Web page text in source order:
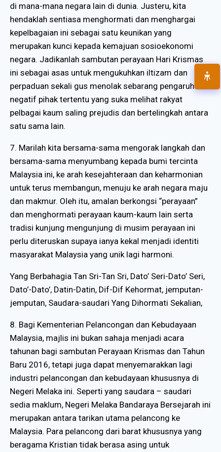
di mana-mana negara lain di dunia. Justeru, kita
hendaklah sentiasa menghormati dan menghargai
kepelbagaian ini sebagai satu keunikan yang
merupakan kunci kepada kemajuan sosioekonomi
negara. Jadikanlah sambutan perayaan Hari Krismas
ini sebagai asas untuk mengukuhkan iltizam dan
perpaduan sekali gus menolak sebarang pengaruh
negatif pihak tertentu yang suka melihat rakyat
pelbagai kaum saling prejudis dan bertelingkah antara
satu sama lain.
7. Marilah kita bersama-sama mengorak langkah dan
bersama-sama menyumbang kepada bumi tercinta
Malaysia ini, ke arah kesejahteraan dan keharmonian
untuk terus membangun, menuju ke arah negara maju
dan makmur. Oleh itu, amalan berkongsi “perayaan”
dan menghormati perayaan kaum-kaum lain serta
tradisi kunjung mengunjung di musim perayaan ini
perlu diteruskan supaya ianya kekal menjadi identiti
masyarakat Malaysia yang unik lagi harmoni.
Yang Berbahagia Tan Sri-Tan Sri, Dato’ Seri-Dato’ Seri,
Dato’-Dato’, Datin-Datin, Dif-Dif Kehormat, jemputan-
jemputan, Saudara-saudari Yang Dihormati Sekalian,
8. Bagi Kementerian Pelancongan dan Kebudayaan
Malaysia, majlis ini bukan sahaja menjadi acara
tahunan bagi sambutan Perayaan Krismas dan Tahun
Baru 2016, tetapi juga dapat menyemarakkan lagi
industri pelancongan dan kebudayaan khususnya di
Negeri Melaka ini. Seperti yang saudara – saudari
sedia maklum, Negeri Melaka Bandaraya Bersejarah ini
merupakan antara tarikan utama pelancong ke
Malaysia. Para pelancong dari barat khususnya yang
beragama Kristian tidak berasa asing untuk